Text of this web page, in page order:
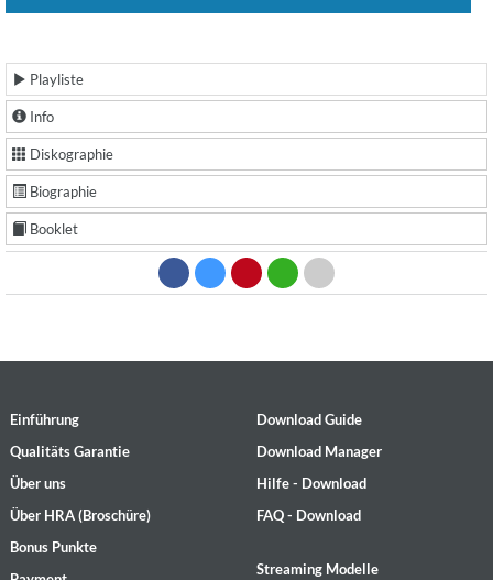
Playliste
Info
Diskographie
Biographie
Booklet
Einführung
Qualitäts Garantie
Über uns
Über HRA (Broschüre)
Bonus Punkte
Download Guide
Download Manager
Hilfe - Download
FAQ - Download
Streaming Modelle